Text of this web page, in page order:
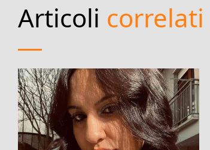
Articoli correlati